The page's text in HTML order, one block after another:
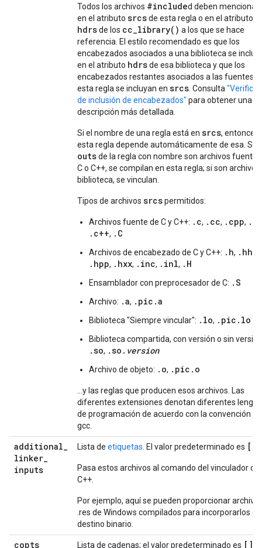
Todos los archivos #included deben
en el atributo srcsde esta regla o en el atributo
hdrsde los cc_library() a los que se hace
referencia. El estilo recomendado es que los
encabezados asociados a una biblioteca se
en el atributo hdrsde esa biblioteca y que los
encabezados restantes asociados a las fuentes
esta regla se incluyan en srcs . Consulta
de inclusión de encabezados" para obtener una
descripción más detallada.
Si el nombre de una regla está en srcs, entonces
esta regla depende automáticamente de esa. Si
outsde la regla con nombre son archivos fuente
C o C++, se compilan en esta regla; si son archivos
biblioteca, se vinculan.
Tipos de archivos srcspermitidos:
Archivos fuente de C y C++: .c, .cc, .cpp,
.c++, .C
Archivos de encabezado de C y C++: .h, .hh
.hpp, .hxx, .inc, .inl, .H
Ensamblador con preprocesador de C: .S
Archivo: .a, .pic.a
Biblioteca "Siempre vincular": .lo, .pic.lo
Biblioteca compartida, con versión o sin
.so, .so. version
Archivo de objeto: .o, .pic.o
…y las reglas que producen esos archivos. Las
diferentes extensiones denotan diferentes
de programación de acuerdo con la convención de
gcc.
additional_
linker_
inputs
Lista de etiquetas . El valor predeterminado es []
Pasa estos archivos al comando del vinculador de
C++.
Por ejemplo, aquí se pueden proporcionar
.res de Windows compilados para incorporarlos
destino binario.
copts Lista de cadenas; el valor predeterminado es []